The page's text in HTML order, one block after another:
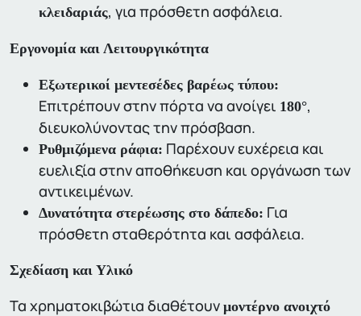
κλειδαριάς, για πρόσθετη ασφάλεια.
Εργονομία και Λειτουργικότητα
Εξωτερικοί μεντεσέδες βαρέως τύπου:
Επιτρέπουν στην πόρτα να ανοίγει 180°,
διευκολύνοντας την πρόσβαση.
Ρυθμιζόμενα ράφια: Παρέχουν ευχέρεια και
ευελιξία στην αποθήκευση και οργάνωση των
αντικειμένων.
Δυνατότητα στερέωσης στο δάπεδο: Για
πρόσθετη σταθερότητα και ασφάλεια.
Σχεδίαση και Υλικό
Τα χρηματοκιβώτια διαθέτουν μοντέρνο ανοιχτό